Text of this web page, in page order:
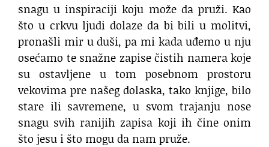
snagu u inspiraciji koju može da pruži. Kao
što u crkvu ljudi dolaze da bi bili u molitvi,
pronašli mir u duši, pa mi kada uđemo u nju
osećamo te snažne zapise čistih namera koje
su ostavljene u tom posebnom prostoru
vekovima pre našeg dolaska, tako knjige, bilo
stare ili savremene, u svom trajanju nose
snagu svih ranijih zapisa koji ih čine onim
što jesu i što mogu da nam pruže.